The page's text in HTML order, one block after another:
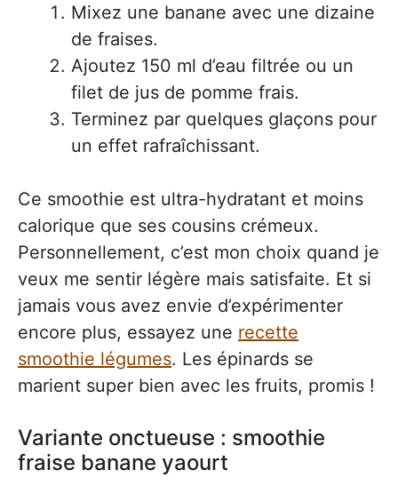
Mixez une banane avec une dizaine
de fraises.
Ajoutez 150 ml d’eau filtrée ou un
filet de jus de pomme frais.
Terminez par quelques glaçons pour
un effet rafraîchissant.
Ce smoothie est ultra-hydratant et moins
calorique que ses cousins crémeux.
Personnellement, c’est mon choix quand je
veux me sentir légère mais satisfaite. Et si
jamais vous avez envie d’expérimenter
encore plus, essayez une recette
smoothie légumes. Les épinards se
marient super bien avec les fruits, promis !
Variante onctueuse : smoothie
fraise banane yaourt